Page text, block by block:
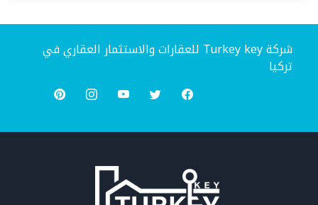
شركة Turkey key للعقارات والاستثمار العقاري في
تركيا